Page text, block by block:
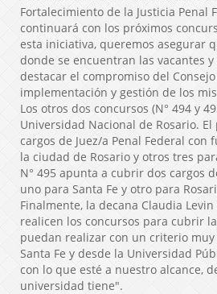
Fortalecimiento de la Justicia Penal
continuará con los próximos
esta iniciativa, queremos asegurar
donde se encuentran las vacantes
destacar el compromiso del
implementación y gestión de los
Los otros dos concursos (N° 494 y
Universidad Nacional de Rosario.
cargos de Juez/a Penal Federal
la ciudad de Rosario y otros tres
N° 495 apunta a cubrir dos cargos
uno para Santa Fe y otro para
Finalmente, la decana Claudia
realicen los concursos para cubrir
puedan realizar con un criterio
Santa Fe y desde la Universidad
con lo que esté a nuestro alcance,
universidad tiene".